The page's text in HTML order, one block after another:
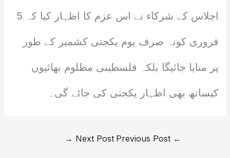
اجلاس کے شرکاء نے اس عزم کا اظہار کیا کہ 5
فروری کونہ صرف یوم یکجتی کشمیر کے طور
پر منایا جائیگا بلکہ فلسطینی مظلوم بھائیوں
کیساتھ بھی اظہار یکجتی کی جائے گی۔
←
Next Post
→